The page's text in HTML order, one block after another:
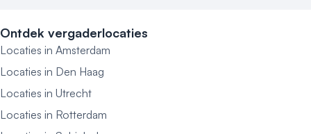
Ontdek vergaderlocaties
Locaties in Amsterdam
Locaties in Den Haag
Locaties in Utrecht
Locaties in Rotterdam